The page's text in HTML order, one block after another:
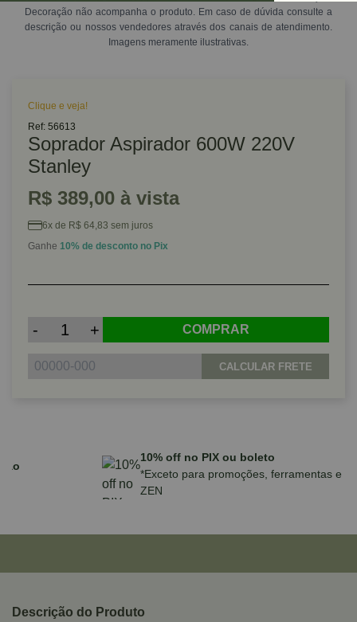
Decoração não acompanha o produto. Em caso de dúvida consulte a
descrição ou nossos vendedores através dos canais de atendimento.
Imagens meramente ilustrativas.
Clique e veja!
Ref: 56613
Soprador Aspirador 600W 220V
Stanley
R$ 389,00 à vista
6x de R$ 64,83 sem juros
Ganhe 10% de desconto no Pix
- + COMPRAR
CALCULAR FRETE
Parcele em até 10x sem juros no cartão
para compras acima de R$590,00
Descrição do Produto